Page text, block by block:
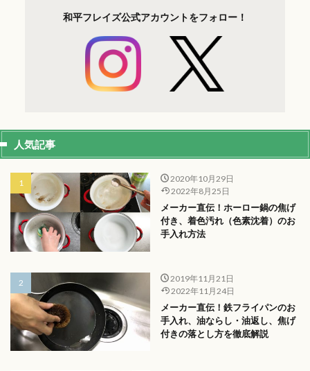
和平フレイズ公式アカウントをフォロー！
人気記事
2020年10月29日
2022年8月25日
メーカー直伝！ホーロー鍋の焦げ
付き、着色汚れ（色素沈着）のお
手入れ方法
2019年11月21日
2022年11月24日
メーカー直伝！鉄フライパンのお
手入れ、油ならし・油返し、焦げ
付きの落とし方を徹底解説